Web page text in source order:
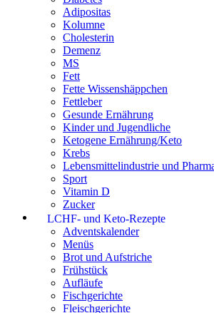
Adipositas
Kolumne
Cholesterin
Demenz
MS
Fett
Fette Wissenshäppchen
Fettleber
Gesunde Ernährung
Kinder und Jugendliche
Ketogene Ernährung/Keto
Krebs
Lebensmittelindustrie und
Sport
Vitamin D
Zucker
LCHF- und Keto-Rezepte
Adventskalender
Menüs
Brot und Aufstriche
Frühstück
Aufläufe
Fischgerichte
Fleischgerichte